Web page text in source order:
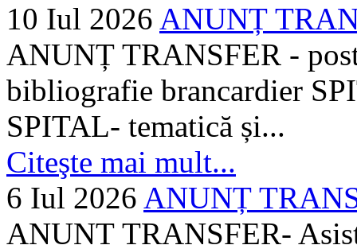
10 Iul 2026 ANUNȚ
ANUNȚ TRANSFER -
bibliografie brancardier
SPITAL- tematică și...
Citeşte mai mult...
6 Iul 2026 ANUNȚ
ANUNȚ TRANSFER-